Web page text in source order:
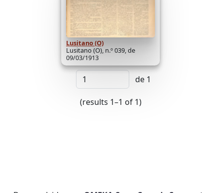
Lusitano (O)
Lusitano (O), n.º 039, de
09/03/1913
de 1
(results 1–1 of 1)